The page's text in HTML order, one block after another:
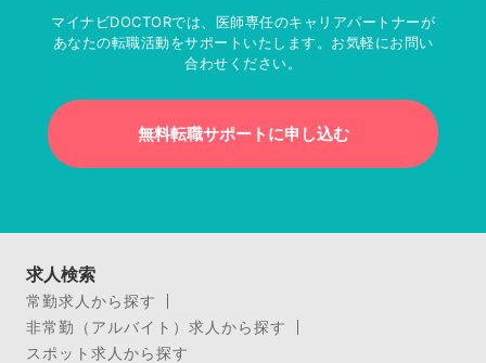
マイナビDOCTORでは、医師専任のキャリアパートナーが
あなたの転職活動をサポートいたします。お気軽にお問い
合わせください。
無料転職サポートに申し込む
求人検索
常勤求人から探す
非常勤（アルバイト）求人から探す
スポット求人から探す